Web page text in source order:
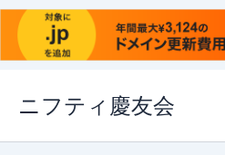
ス
ニフティ慶友会